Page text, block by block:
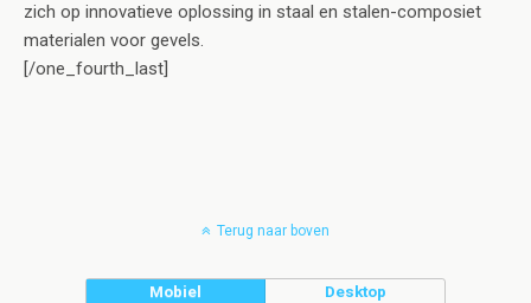
zich op innovatieve oplossing in staal en stalen-composiet
materialen voor gevels.
[/one_fourth_last]
Terug naar boven
Mobiel Desktop